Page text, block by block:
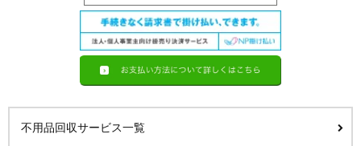
不用品回収サービス一覧